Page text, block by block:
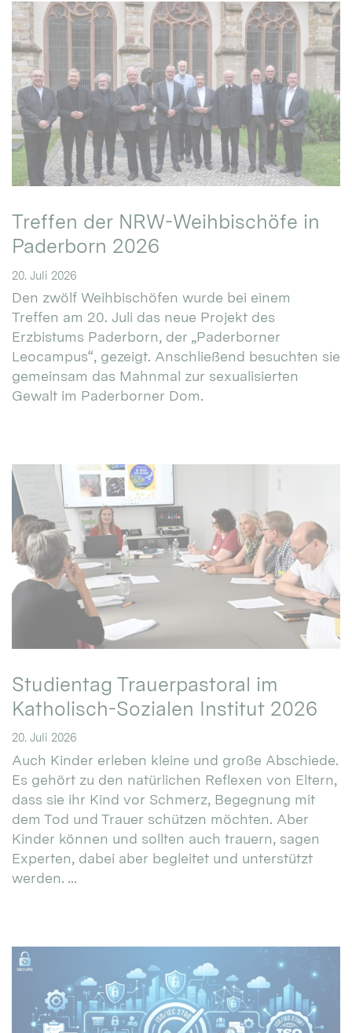
Treffen der NRW-Weihbischöfe in
Paderborn 2026
20. Juli 2026
Den zwölf Weihbischöfen wurde bei einem
Treffen am 20. Juli das neue Projekt des
Erzbistums Paderborn, der „Paderborner
Leocampus“, gezeigt. Anschließend besuchten sie
gemeinsam das Mahnmal zur sexualisierten
Gewalt im Paderborner Dom.
Studientag Trauerpastoral im
Katholisch-Sozialen Institut 2026
20. Juli 2026
Auch Kinder erleben kleine und große Abschiede.
Es gehört zu den natürlichen Reflexen von Eltern,
dass sie ihr Kind vor Schmerz, Begegnung mit
dem Tod und Trauer schützen möchten. Aber
Kinder können und sollten auch trauern, sagen
Experten, dabei aber begleitet und unterstützt
werden. ...